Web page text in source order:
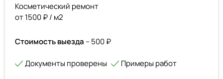
Косметический ремонт
от 1500 ₽ / м2
Стоимость выезда – 500 ₽
Документы проверены Примеры работ